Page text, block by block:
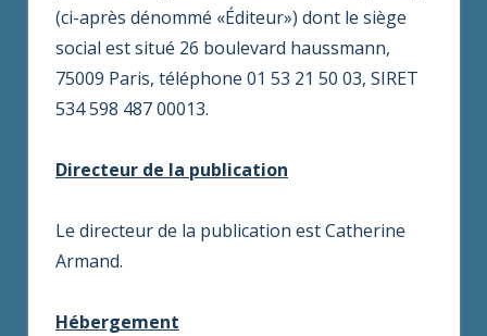
(ci-après dénommé «Éditeur») dont le siège
social est situé 26 boulevard haussmann,
75009 Paris, téléphone 01 53 21 50 03, SIRET
534 598 487 00013.
Directeur de la publication
Le directeur de la publication est Catherine
Armand.
Hébergement